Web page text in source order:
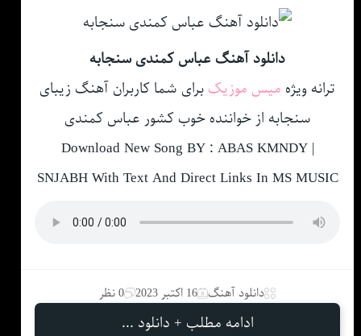
دانلود آهنگ عباس کمندی سنجابه
ترانه ویژه میس موزیک برای شما کاربران آهنگ زیبای
سنجابه از خواننده خوب کشور عباس کمندی
Download New Song BY : ABAS KMNDY |
SNJABH With Text And Direct Links In MS MUSIC
دانلود آهنگ 16 اکتبر 2023 0 نظر
ادامه مطلب + دانلود ...